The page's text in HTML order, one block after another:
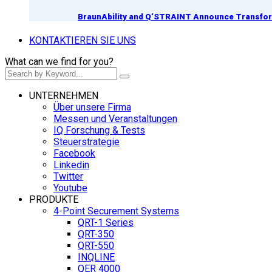
BraunAbility and Q’STRAINT Announce
KONTAKTIEREN SIE UNS
What can we find for you?
UNTERNEHMEN
Über unsere Firma
Messen und Veranstaltungen
IQ Forschung & Tests
Steuerstrategie
Facebook
Linkedin
Twitter
Youtube
PRODUKTE
4-Point Securement Systems
QRT-1 Series
QRT-350
QRT-550
INQLINE
QER 4000